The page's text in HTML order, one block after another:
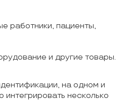
работники, пациенты,
и другие товары.
на одном и
несколько